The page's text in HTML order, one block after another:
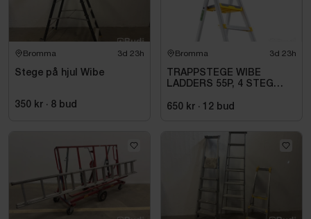
Bromma 3d 23h
Stege på hjul Wibe
350 kr · 8 bud
Bromma 3d 23h
TRAPPSTEGE WIBE
LADDERS 55P, 4 STEG
650 kr · 12 bud